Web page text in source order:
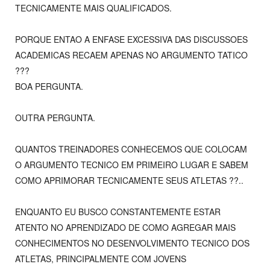
TECNICAMENTE MAIS QUALIFICADOS.
PORQUE ENTAO A ENFASE EXCESSIVA DAS DISCUSSOES
ACADEMICAS RECAEM APENAS NO ARGUMENTO TATICO
???
BOA PERGUNTA.
OUTRA PERGUNTA.
QUANTOS TREINADORES CONHECEMOS QUE COLOCAM
O ARGUMENTO TECNICO EM PRIMEIRO LUGAR E SABEM
COMO APRIMORAR TECNICAMENTE SEUS ATLETAS ??..
ENQUANTO EU BUSCO CONSTANTEMENTE ESTAR
ATENTO NO APRENDIZADO DE COMO AGREGAR MAIS
CONHECIMENTOS NO DESENVOLVIMENTO TECNICO DOS
ATLETAS, PRINCIPALMENTE COM JOVENS